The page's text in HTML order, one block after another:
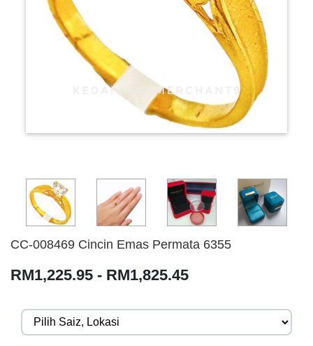
CC-008469 Cincin Emas Permata 6355
RM1,225.95 - RM1,825.45